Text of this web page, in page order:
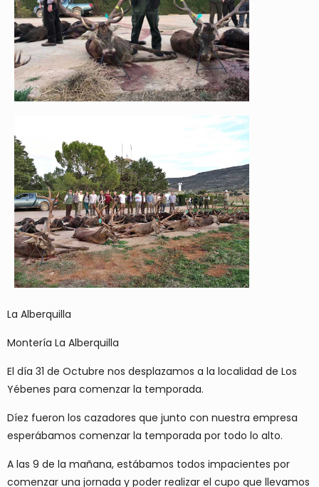
La Alberquilla
Montería La Alberquilla
El día 31 de Octubre nos desplazamos a la localidad de Los
Yébenes para comenzar la temporada.
Díez fueron los cazadores que junto con nuestra empresa
esperábamos comenzar la temporada por todo lo alto.
A las 9 de la mañana, estábamos todos impacientes por
comenzar una jornada y poder realizar el cupo que llevamos